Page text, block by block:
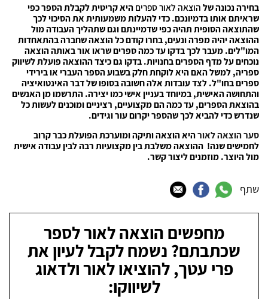
בחירה נכונה של הוצאה לאור ספרים היא קריטית לקבלת הספר כפי
שראיתם אותו בדמיונכם. כדי להעלות משמעותית את הסיכוי לכך
שהתוצאה הסופית תהיה כפי שדמיינתם וגם שתהליך העבודה מול
ההוצאה יהיה מפרה ונעים, בחרו קודם כל הוצאה שחברה בהתאחדות
המו"לים. מעבר לכך בדקו עד כמה ספרים שראו אור באותה הוצאה
נוכחים על מדף הספרים בחנויות. בדקו גם כיצד ההוצאה פועלת לשיווק
ספריה, למשל האם היא לוקחת חלק בשבוע הספר העברי או בירידי
ספרים בחו"ל. לצד עובדות אלה חשובה בסופו של דבר האינטואיציה
והתחושה האישית, במיוחד בעניין אישי כמו יצירה. התרשמו מן האנשים
בהוצאת הספרים, עד כמה הם מקצועיים, רציניים ומוכנים לעשות כל
שנדרש כדי להביא לכך שהספר יקרום עור וגידים.
סער הוצאה לאורהיא הוצאה ותיקה ומוערכת הפועלת כבר קרוב
לחמישים שנה! ההוצאה משלבת בין מקצועיות רבה לבין עבודה אישית
מול היוצר. מוזמנים ליצור קשר.
שתף
מחפשים הוצאה לאור לספר
שכתבתם? נשמח לקבל לעיון את
פרי עטך, להוציאו לאור ולדאוג
לשיווקו: